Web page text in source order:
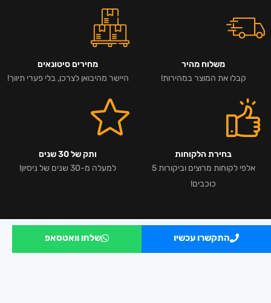
משלוח מהיר
קבלו את המוצר במהירות!
מחירים סיטונאים
היישר מהיבואן לצרכן, בלי פערי תיווך!
בחירת הלקוחות
אלפי לקוחות מרוצים וביקורות 5
כוכבים!
ותק של 30 שנים
למעלה מ-30 שנים של ניסיון!
התקשרו עכשיו שלחו וואטסאפ